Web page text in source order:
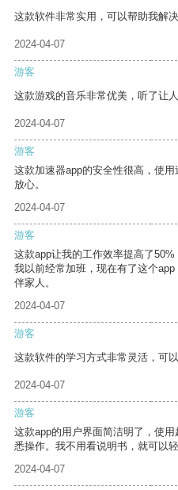
这款软件非常实用，可以帮助我解决
2024-04-07
游客
这款游戏的音乐非常优美，听了让人
2024-04-07
游客
这款加速器app的安全性很高，使
放心。
2024-04-07
游客
这款app让我的工作效率提高了50%
我以前经常加班，现在有了这个
伴家人。
2024-04-07
游客
这款软件的学习方式非常灵活，可
2024-04-07
游客
这款app的用户界面简洁明了，使
悉操作。我不用看说明书，就可以轻
2024-04-07